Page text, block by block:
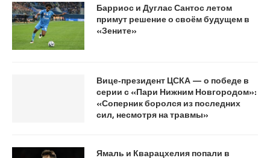
Барриос и Дуглас Сантос летом
примут решение о своём будущем в
«Зените»
Вице‑президент ЦСКА — о победе в
серии с «Пари Нижним Новгородом»:
«Соперник боролся из последних
сил, несмотря на травмы»
Ямаль и Кварацхелия попали в